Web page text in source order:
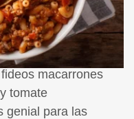
fácil y
macarrones
tomate
genial para las